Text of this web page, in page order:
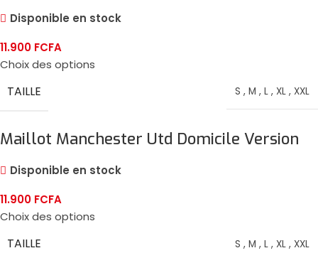
Disponible en stock
11.900 FCFA
Choix des options
TAILLE S , M , L , XL , XXL
Maillot Manchester Utd Domicile Version
Player 2024/25
Disponible en stock
11.900 FCFA
Choix des options
TAILLE S , M , L , XL , XXL